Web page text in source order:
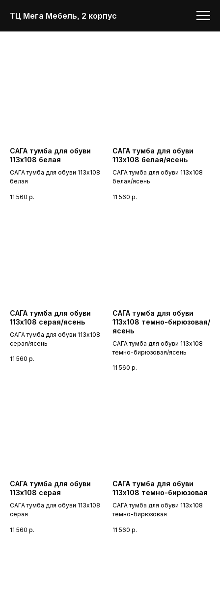
ТЦ Мега Мебель, 2 корпус
САГА тумба для обуви
113х108 белая
САГА тумба для обуви 113х108
белая
11 560 р.
САГА тумба для обуви
113х108 белая/ясень
САГА тумба для обуви 113х108
белая/ясень
11 560 р.
САГА тумба для обуви
113х108 серая/ясень
САГА тумба для обуви 113х108
серая/ясень
11 560 р.
САГА тумба для обуви
113х108 темно-бирюзовая/
ясень
САГА тумба для обуви 113х108
темно-бирюзовая/ясень
11 560 р.
САГА тумба для обуви
113х108 серая
САГА тумба для обуви 113х108
серая
11 560 р.
САГА тумба для обуви
113х108 темно-бирюзовая
САГА тумба для обуви 113х108
темно-бирюзовая
11 560 р.